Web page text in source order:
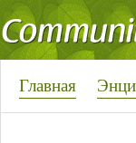
Главная